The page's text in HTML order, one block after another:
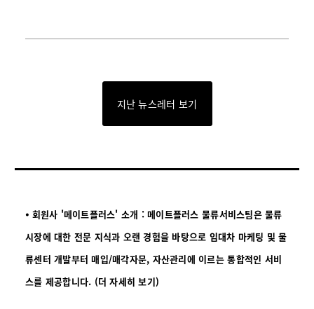
지난 뉴스레터 보기
⦁ 회원사 '메이트플러스' 소개 : 메이트플러스 물류서비스팀은 물류
시장에 대한 전문 지식과 오랜 경험을 바탕으로 임대차 마케팅 및 물
류센터 개발부터 매입/매각자문, 자산관리에 이르는 통합적인 서비
스를 제공합니다. (더 자세히 보기)